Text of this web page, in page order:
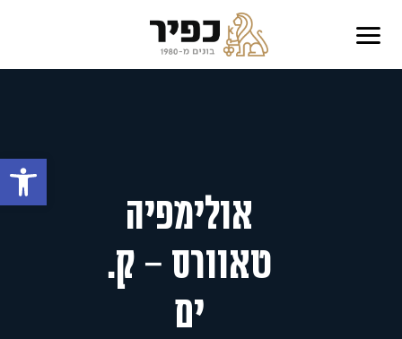
פתח
אולימפיה
טאוורס – ק.
ים